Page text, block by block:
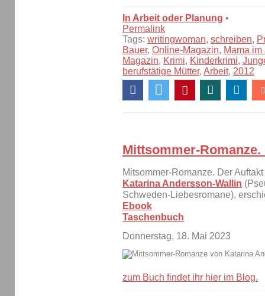
In Arbeit oder Planung •
Permalink
Tags: writingwoman, schreiben,
Bauer, Online-Magazin, Mama im
Magazin, Krimi, Kinderkrimi,
berufstätige Mütter, Arbeit, 2012
Mittsommer-
Mitsommer-Romanze. Der
Katarina Andersson-Wallin
Schweden-Liebesromane),
Ebook
Taschenbuch
Donnerstag, 18. Mai 2023
zum Buch findet ihr hier im Blog.